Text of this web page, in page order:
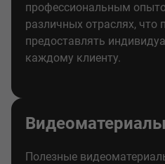
профессиональным
различных отраслях, что
предоставлять
каждому клиенту.
Видеоматериалы
Полезные